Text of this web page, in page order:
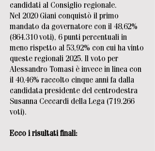
candidati al Consiglio regionale.
Nel 2020 Giani conquistò il primo
mandato da governatore con il 48,62%
(864.310 voti), 6 punti percentuali in
meno rispetto al 53,92% con cui ha vinto
queste regionali 2025. Il voto per
Alessandro Tomasi è invece in linea con
il 40,46% raccolto cinque anni fa dalla
candidata presidente del centrodestra
Susanna Ceccardi della Lega (719.266
voti).
Ecco i risultati finali: